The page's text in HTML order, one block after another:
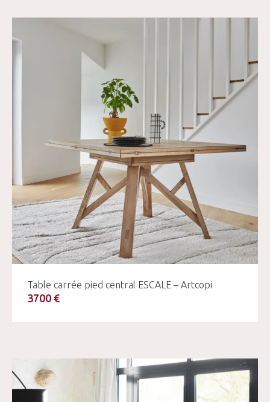
Table carrée pied central ESCALE – Artcopi
3700 €